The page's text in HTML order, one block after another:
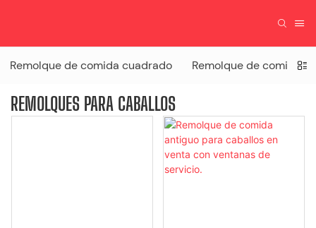
Remolque de comida cuadrado Remolque de comida
REMOLQUES PARA CABALLOS